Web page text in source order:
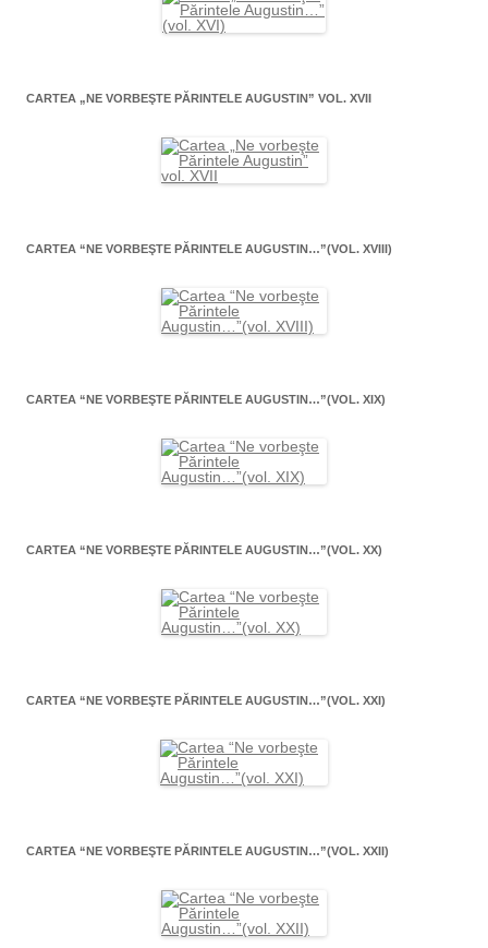
CARTEA „NE VORBEŞTE PĂRINTELE AUGUSTIN” VOL. XVII
CARTEA “NE VORBEŞTE PĂRINTELE AUGUSTIN…”(VOL. XVIII)
CARTEA “NE VORBEŞTE PĂRINTELE AUGUSTIN…”(VOL. XIX)
CARTEA “NE VORBEŞTE PĂRINTELE AUGUSTIN…”(VOL. XX)
CARTEA “NE VORBEŞTE PĂRINTELE AUGUSTIN…”(VOL. XXI)
CARTEA “NE VORBEŞTE PĂRINTELE AUGUSTIN…”(VOL. XXII)